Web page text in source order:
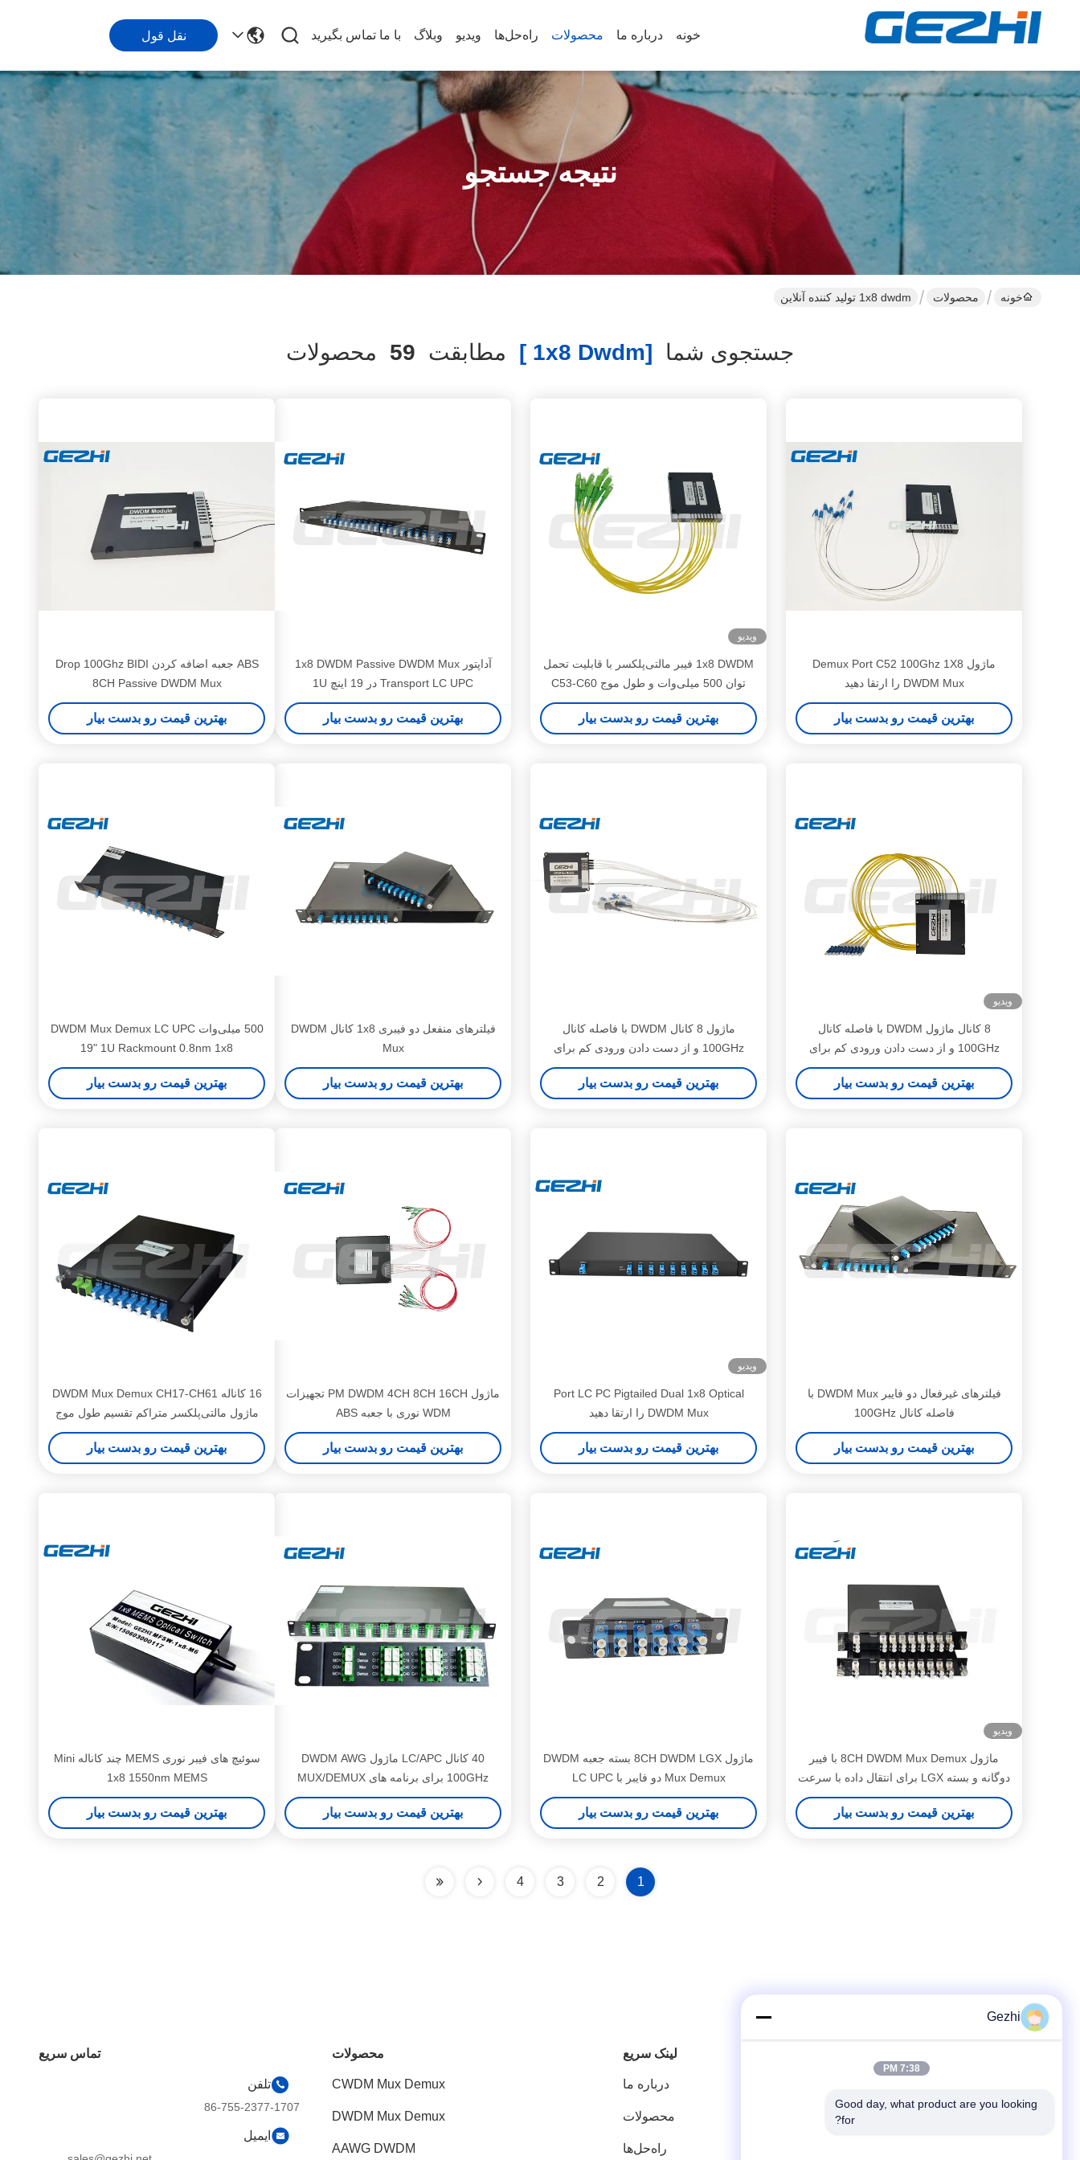
خونه درباره ما محصولات راه‌حل‌ها ویدیو وبلاگ با ما تماس بگیرید نقل قول
نتیجه جستجو
خونه محصولات 1x8 dwdm تولید کننده آنلاین
جستجوی شما [1x8 Dwdm ] مطابقت 59 محصولات
ماژول Demux Port C52 100Ghz 1X8
DWDM Mux را ارتقا دهید
بهترین قیمت رو بدست بیار
ویدیو
1x8 DWDM فیبر مالتی‌پلکسر با قابلیت تحمل
توان 500 میلی‌وات و طول موج C53-C60
برای شبکه‌های مخابراتی
بهترین قیمت رو بدست بیار
آداپتور 1x8 DWDM Passive DWDM Mux
Transport LC UPC در 19 اینچ 1U
بهترین قیمت رو بدست بیار
ABS جعبه اضافه کردن Drop 100Ghz BIDI
8CH Passive DWDM Mux
بهترین قیمت رو بدست بیار
ویدیو
8 کانال ماژول DWDM با فاصله کانال
100GHz و از دست دادن ورودی کم برای
شبکه های با ظرفیت بالا
بهترین قیمت رو بدست بیار
ماژول 8 کانال DWDM با فاصله کانال
100GHz و از دست دادن ورودی کم برای
شبکه های مترو
بهترین قیمت رو بدست بیار
فیلترهای منفعل دو فیبری 1x8 کانال DWDM
Mux
بهترین قیمت رو بدست بیار
500 میلی‌وات DWDM Mux Demux LC UPC
19" 1U Rackmount 0.8nm 1x8
بهترین قیمت رو بدست بیار
فیلترهای غیرفعال دو فایبر DWDM Mux با
فاصله کانال 100GHz
بهترین قیمت رو بدست بیار
ویدیو
Port LC PC Pigtailed Dual 1x8 Optical
DWDM Mux را ارتقا دهید
بهترین قیمت رو بدست بیار
ماژول PM DWDM 4CH 8CH 16CH تجهیزات
WDM نوری با جعبه ABS
بهترین قیمت رو بدست بیار
16 کاناله DWDM Mux Demux CH17-CH61
ماژول مالتی‌پلکسر متراکم تقسیم طول موج
نوع LGX
بهترین قیمت رو بدست بیار
ویدیو
ماژول 8CH DWDM Mux Demux با فیبر
دوگانه و بسته LGX برای انتقال داده با سرعت
بالا
بهترین قیمت رو بدست بیار
ماژول 8CH DWDM LGX بسته جعبه DWDM
Mux Demux دو فایبر با LC UPC
بهترین قیمت رو بدست بیار
40 کانال LC/APC ماژول DWDM AWG
100GHz برای برنامه های MUX/DEMUX
بهترین قیمت رو بدست بیار
سوئیچ های فیبر نوری MEMS چند کاناله Mini
1x8 1550nm MEMS
بهترین قیمت رو بدست بیار
1
2
3
4
لینک سریع
درباره ما
محصولات
راه‌حل‌ها
محصولات
CWDM Mux Demux
DWDM Mux Demux
AAWG DWDM
تماس سریع
تلفن
86-755-2377-1707
ایمیل
Gezhi
7:38 PM
Good day, what product are you looking
for?